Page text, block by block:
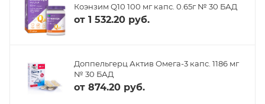
Коэнзим Q10 100 мг капс. 0.65г № 30 БАД
от 1 532.20 руб.
Доппельгерц Актив Омега-3 капс. 1186 мг
№ 30 БАД
от 874.20 руб.